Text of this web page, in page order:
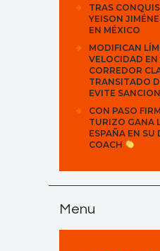
TRAS
YEISON
EN MÉXICO
MODIFICAN
VELOCIDAD EN
CORREDOR
TRANSITADO
EVITE
CON PASO
TURIZO GANA
ESPAÑA EN SU
COACH
Menu